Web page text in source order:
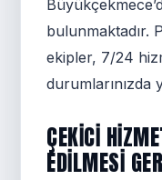
bulunmaktadır.
ekipler, 7/24
durumlarınızda
ÇEKICI
EDILMESI